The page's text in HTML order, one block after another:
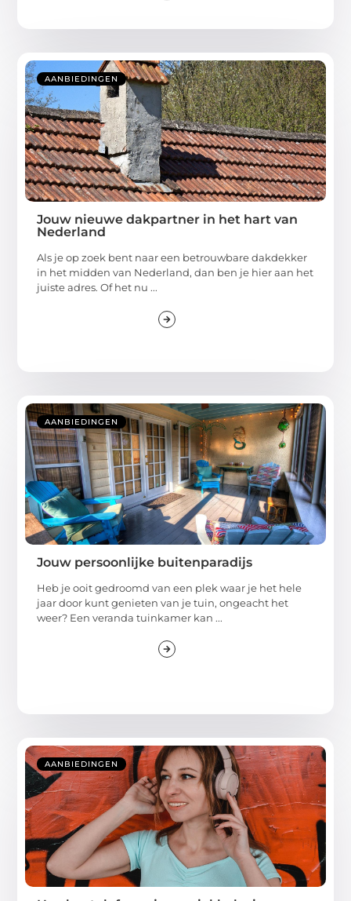
AANBIEDINGEN
Jouw nieuwe dakpartner in het hart van
Nederland
Als je op zoek bent naar een betrouwbare dakdekker
in het midden van Nederland, dan ben je hier aan het
juiste adres. Of het nu ...
AANBIEDINGEN
Jouw persoonlijke buitenparadijs
Heb je ooit gedroomd van een plek waar je het hele
jaar door kunt genieten van je tuin, ongeacht het
weer? Een veranda tuinkamer kan ...
AANBIEDINGEN